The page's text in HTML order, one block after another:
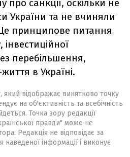
про санкції, оскільки не
України та не вчиняли
принципове питання
інвестиційної
перебільшення,
в Україні.
який відображає винятково точку
на об'єктивність та всебічність
Точка зору редакції
правди" може не
Редакція не відповідає за
наведеної інформації і виконує